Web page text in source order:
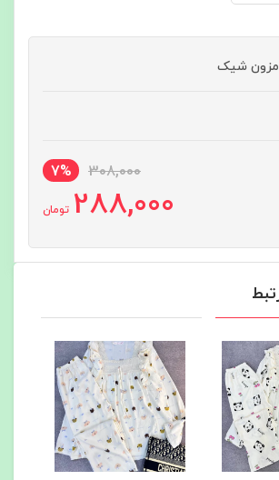
مزون شیک
308,000
7%
288,000 تومان